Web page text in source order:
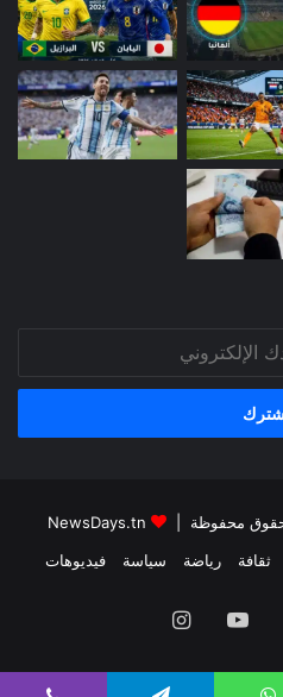
ثقافة رياضة سياسة فيديوهات
‫YouTubeانستقرام